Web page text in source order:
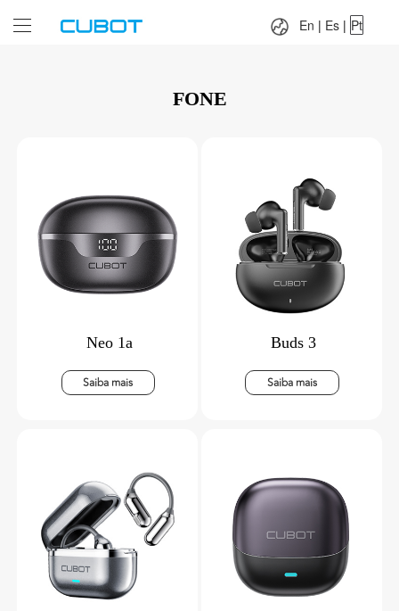
En | Es | Pt
FONE
Neo 1a
Saiba mais
Buds 3
Saiba mais